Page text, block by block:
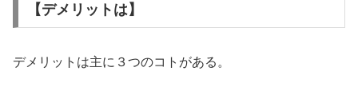
【デメリットは】
デメリットは主に３つのコトがある。